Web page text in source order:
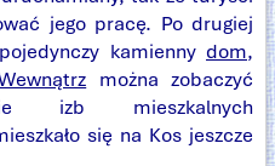
jego pracę. Po drugiej
kamienny dom,
można zobaczyć
izb mieszkalnych
się na Kos jeszcze